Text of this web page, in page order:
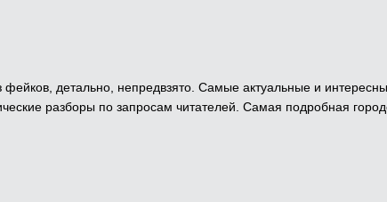
детально, непредвзято. Самые актуальные и
разборы по запросам читателей. Самая подробная